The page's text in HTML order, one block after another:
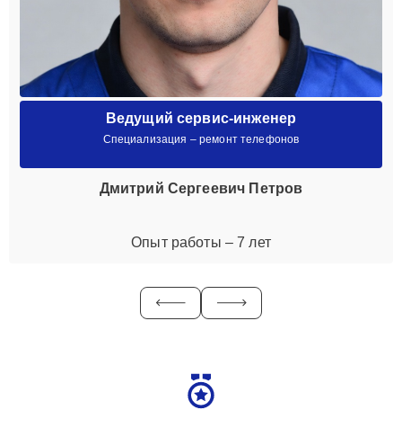
Ведущий сервис-инженер
Специализация – ремонт телефонов
Дмитрий Сергеевич Петров
Опыт работы – 7 лет